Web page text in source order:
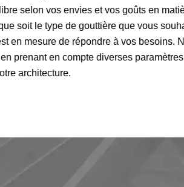
selon vos envies et vos goûts en
soit le type de gouttière que vous
en mesure de répondre à vos besoins.
prenant en compte diverses paramètres
architecture.